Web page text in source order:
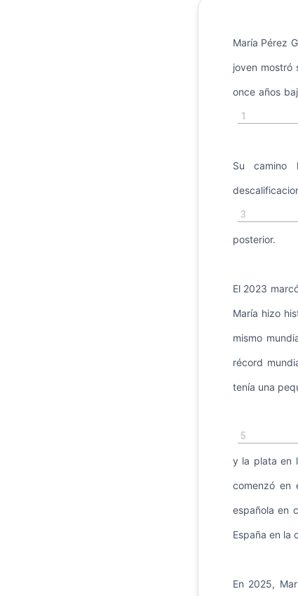
María Pérez
joven mostró
once años
1
Su
3
posterior.
El 2023
María hizo
mismo
récord
tenía una
5
y la plata en
comenzó en
española en
España en la
En 2025,